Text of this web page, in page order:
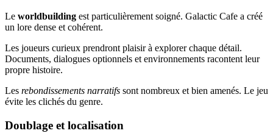
Le worldbuilding est particulièrement soigné. Galactic Cafe a créé
un lore dense et cohérent.
Les joueurs curieux prendront plaisir à explorer chaque détail.
Documents, dialogues optionnels et environnements racontent leur
propre histoire.
Les rebondissements narratifs sont nombreux et bien amenés. Le jeu
évite les clichés du genre.
Doublage et localisation